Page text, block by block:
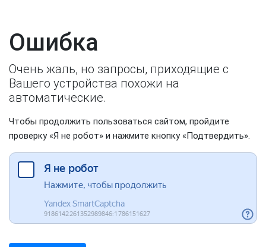
Ошибка
Очень жаль, но запросы, приходящие с
Вашего устройства похожи на
автоматические.
Чтобы продолжить пользоваться сайтом, пройдите
проверку «Я не робот» и нажмите кнопку «Подтвердить».